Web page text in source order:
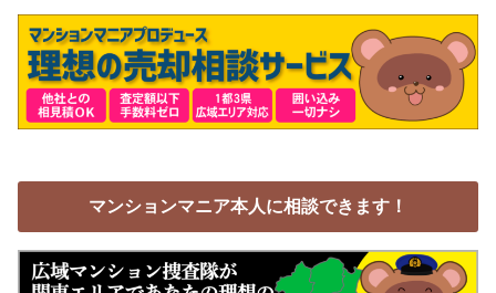
マンションマニア本人に相談できます！